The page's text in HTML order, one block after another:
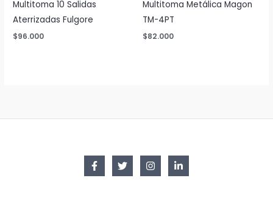
Multitoma 10 Salidas
Aterrizadas Fulgore
$96.000
Multitoma Metálica Magon
TM-4PT
$82.000